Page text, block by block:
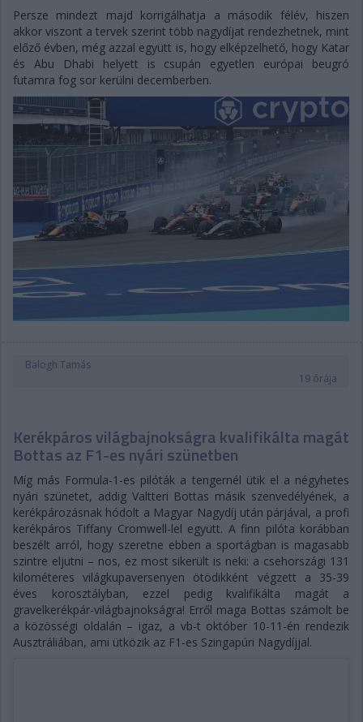
Persze mindezt majd korrigálhatja a második félév, hiszen
akkor viszont a tervek szerint több nagydíjat rendezhetnek, mint
előző évben, még azzal együtt is, hogy elképzelhető, hogy Katar
és Abu Dhabi helyett is csupán egyetlen európai beugró
futamra fog sor kerülni decemberben.
Balogh Tamás
19 órája
Kerékpáros világbajnokságra kvalifikálta magát
Bottas az F1-es nyári szünetben
Míg más Formula-1-es pilóták a tengernél ütik el a négyhetes
nyári szünetet, addig Valtteri Bottas másik szenvedélyének, a
kerékpározásnak hódolt a Magyar Nagydíj után párjával, a profi
kerékpáros Tiffany Cromwell-lel együtt. A finn pilóta korábban
beszélt arról, hogy szeretne ebben a sportágban is magasabb
szintre eljutni – nos, ez most sikerült is neki: a csehországi 131
kilométeres világkupaversenyen ötödikként végzett a 35-39
éves korosztályban, ezzel pedig kvalifikálta magát a
gravelkerékpár-világbajnokságra! Erről maga Bottas számolt be
a közösségi oldalán – igaz, a vb-t október 10-11-én rendezik
Ausztráliában, ami ütközik az F1-es Szingapúri Nagydíjjal.